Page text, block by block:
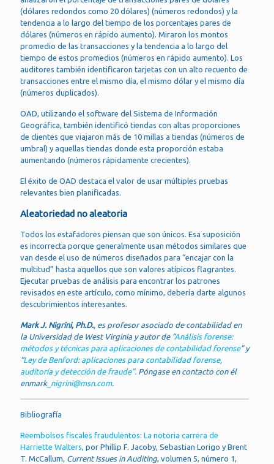
(dólares redondos como 20 dólares) (números redondos) y la
tendencia a lo largo del tiempo de los porcentajes pares de
dólares (números en rápido aumento). Miraron los montos
promedio de las transacciones y la tendencia a lo largo del
tiempo de estos promedios (números en rápido aumento). Los
auditores también identificaron tarjetas con un alto recuento de
transacciones entre el mismo día, el mismo dólar y el mismo día
(números duplicados).
OAD, utilizando el software del Sistema de Información
Geográfica, también identificó tiendas con altas proporciones
de clientes que viajaron más de 10 millas a tiendas (números de
umbral) y aquellas tiendas donde esta proporción estaba
aumentando (números rápidamente crecientes).
El éxito de OAD destaca el valor de usar múltiples pruebas
relevantes bien planificadas.
Aleatoriedad no aleatoria
Todos los estafadores piensan que son únicos. Esa suposición
es incorrecta porque generalmente usan métodos similares que
van desde el uso de números diseñados para “encajar con la
multitud” hasta aquellos que son valores atípicos flagrantes.
Ejecutar pruebas de análisis para encontrar los patrones
revisados en este artículo, como mínimo, debería darte algunos
descubrimientos interesantes.
Mark J. Nigrini, Ph.D. , es profesor asociado de contabilidad en
la Universidad de West Virginia y autor de “Análisis forense:
métodos y técnicas para aplicaciones de contabilidad forense” y
“Ley de Benford: aplicaciones para contabilidad forense,
auditoría y detección de fraude”. Póngase en contacto con él
enmark_nigrini@msn.com.
Bibliografía
Reembolsos fiscales fraudulentos: La notoria carrera de
Harriette Walters , por Phillip F. Jacoby, Sebastian Lorigo y Brent
T. McCallum, Current Issues in Auditing , volumen 5, número 1,